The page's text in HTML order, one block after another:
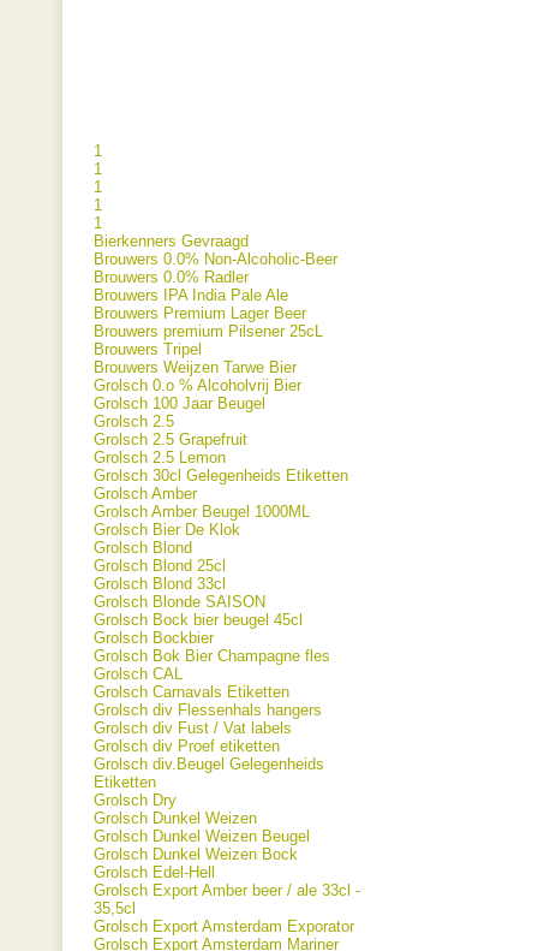
1
1
1
1
1
Bierkenners Gevraagd
Brouwers 0.0% Non-Alcoholic-Beer
Brouwers 0.0% Radler
Brouwers IPA India Pale Ale
Brouwers Premium Lager Beer
Brouwers premium Pilsener 25cL
Brouwers Tripel
Brouwers Weijzen Tarwe Bier
Grolsch 0.o % Alcoholvrij Bier
Grolsch 100 Jaar Beugel
Grolsch 2.5
Grolsch 2.5 Grapefruit
Grolsch 2.5 Lemon
Grolsch 30cl Gelegenheids Etiketten
Grolsch Amber
Grolsch Amber Beugel 1000ML
Grolsch Bier De Klok
Grolsch Blond
Grolsch Blond 25cl
Grolsch Blond 33cl
Grolsch Blonde SAISON
Grolsch Bock bier beugel 45cl
Grolsch Bockbier
Grolsch Bok Bier Champagne fles
Grolsch CAL
Grolsch Carnavals Etiketten
Grolsch div Flessenhals hangers
Grolsch div Fust / Vat labels
Grolsch div Proef etiketten
Grolsch div.Beugel Gelegenheids
Etiketten
Grolsch Dry
Grolsch Dunkel Weizen
Grolsch Dunkel Weizen Beugel
Grolsch Dunkel Weizen Bock
Grolsch Edel-Hell
Grolsch Export Amber beer / ale 33cl -
35,5cl
Grolsch Export Amsterdam Exporator
Grolsch Export Amsterdam Mariner